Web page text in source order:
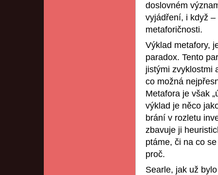
doslovném
vyjádření, i když
metaforičnosti.
Výklad metafory,
paradox. Tento
jistými zvyklostmi
co možná
Metafora je však
výklad je něco
brání v rozletu
zbavuje ji
ptáme, či na co
proč.
Searle, jak už